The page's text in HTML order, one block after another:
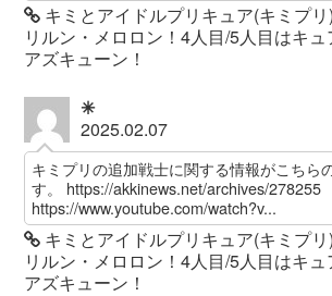
キミとアイドルプリキュア(キミプ
リルン・メロロン！4人目/5人目はキ
アズキューン！
✳︎
2025.02.07
キミプリの追加戦士に関する情報がこちら
す。 https://akkinews.net/archives/278255
https://www.youtube.com/watch?v...
キミとアイドルプリキュア(キミプ
リルン・メロロン！4人目/5人目はキュ
アズキューン！